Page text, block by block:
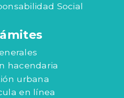
Social
hacendaria
urbana
en línea